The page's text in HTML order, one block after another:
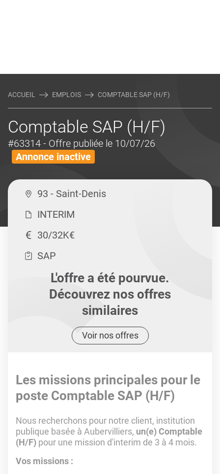
ACCUEIL EMPLOIS COMPTABLE SAP (H/F)
Comptable SAP (H/F)
#63314 - Offre publiée le 10/07/26
Annonce inactive
93 - Saint-Denis
INTERIM
30/32K€
SAP
L'offre a été pourvue.
Découvrez nos offres
similaires
Voir nos offres
Les missions principales pour le
poste Comptable SAP (H/F)
Nous recherchons pour notre client, institution
publique basée à Aubervilliers, un(e) Comptable
(H/F) pour une mission d'interim de 3 à 4 mois.
Vos missions :